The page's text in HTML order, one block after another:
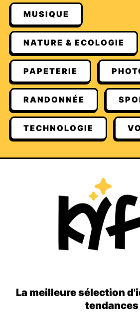
MUSIQUE
NATURE & ECOLOGIE
PAPETERIE
RANDONNÉE
TECHNOLOGIE
La meilleure sélection
tendances